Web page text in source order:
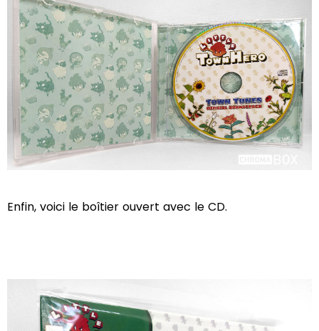
Enfin, voici le boîtier ouvert avec le CD.